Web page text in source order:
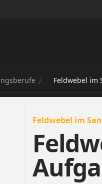
Feldwebel im
Feldwebel im